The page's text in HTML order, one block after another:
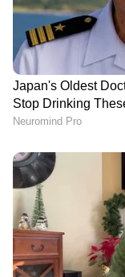
വഴിയിലേക്ക്
പ്രതി
എട്ടു
മാരകമായി
കുട്ടിയെ
തന്നെ
ആയങ്കി
'ഷിജിലിന്റെ
തെരച്ചിലിൽ